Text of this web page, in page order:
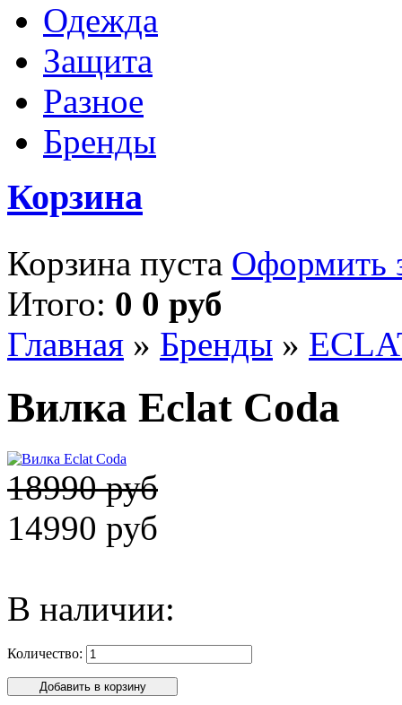
Одежда
Защита
Разное
Бренды
Корзина
Корзина пуста Оформить
Итого: 0 0 руб
Главная » Бренды »
Вилка Eclat Coda
18990 руб
14990 руб
В наличии:
Количество: